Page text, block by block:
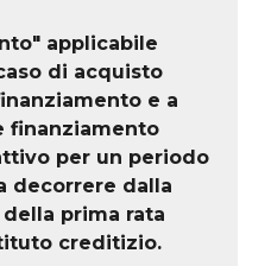
applicabile
di acquisto
e a
finanziamento
per un periodo
decorrere dalla
prima rata
creditizio.